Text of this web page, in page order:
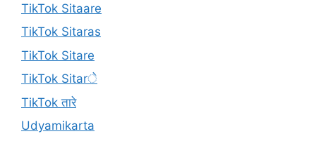
TikTok Sitaare
TikTok Sitaras
TikTok Sitare
TikTok Sitarे
TikTok तारे
Udyamikarta